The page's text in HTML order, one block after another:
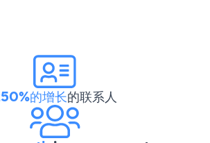
的增长的联系人